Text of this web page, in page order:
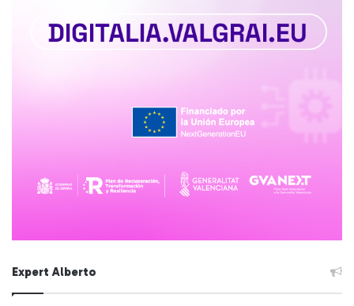
Expert Alberto